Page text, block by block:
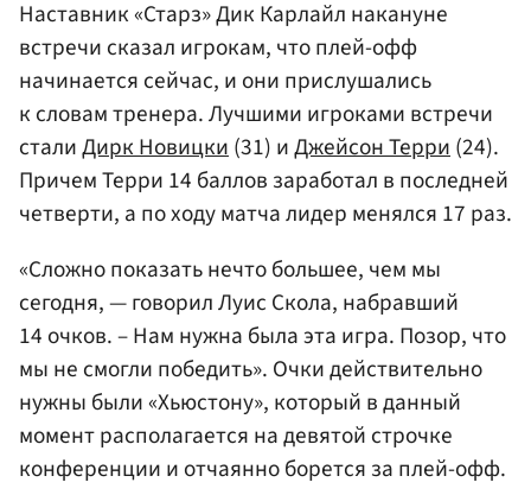
Наставник «Старз» Дик Карлайл накануне
встречи сказал игрокам, что плей-офф
начинается сейчас, и они прислушались
к словам тренера. Лучшими игроками встречи
сталиДирк Новицки(31) иДжейсон Терри(24).
Причем Терри 14 баллов заработал в последней
четверти, а по ходу матча лидер менялся 17 раз.
«Сложно показать нечто большее, чем мы
сегодня, — говорил Луис Скола, набравший
14 очков. – Нам нужна была эта игра. Позор, что
мы не смогли победить». Очки действительно
нужны были «Хьюстону», который в данный
момент располагается на девятой строчке
конференции и отчаянно борется за плей-офф.